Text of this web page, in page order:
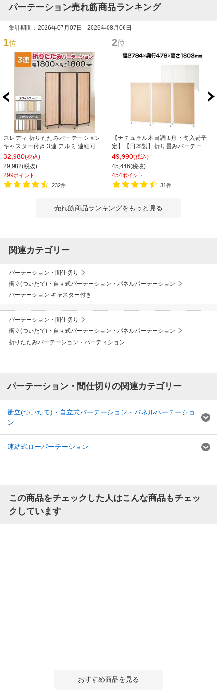
パーテーション売れ筋商品ランキング
集計期間：2026年07月07日 - 2026年08月06日
1位
スレディ 折りたたみパーテーション
キャスター付き 3連 アルミ 連結可能
自立式 幅1800×高さ1800mm 移動式
衝立 オフィス
32,980(税込)
29,982(税抜)
299ポイント
232件
2位
【ナチュラル木目調:8月下旬入荷予
定】【日本製】折り畳みパーテーシ
ョン オフィス 3連パーティション キ
ャスター付き 自立式 パーテーション
間仕切り 幅2784×高さ1803mm
49,990(税込)
45,446(税抜)
454ポイント
31件
売れ筋商品ランキングをもっと見る
関連カテゴリー
パーテーション・間仕切り
衝立(ついたて)・自立式パーテーション・パネルパーテーション
パーテーション キャスター付き
パーテーション・間仕切り
衝立(ついたて)・自立式パーテーション・パネルパーテーション
折りたたみパーテーション・パーティション
パーテーション・間仕切りの関連カテゴリー
衝立(ついたて)・自立式パーテーション・パネルパーテーショ
ン
連結式ローパーテーション
この商品をチェックした人はこんな商品もチェッ
クしています
おすすめ商品を見る